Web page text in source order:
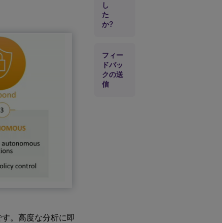
。高度な分析に即
し
た
か?
フィー
ドバッ
クの送
信